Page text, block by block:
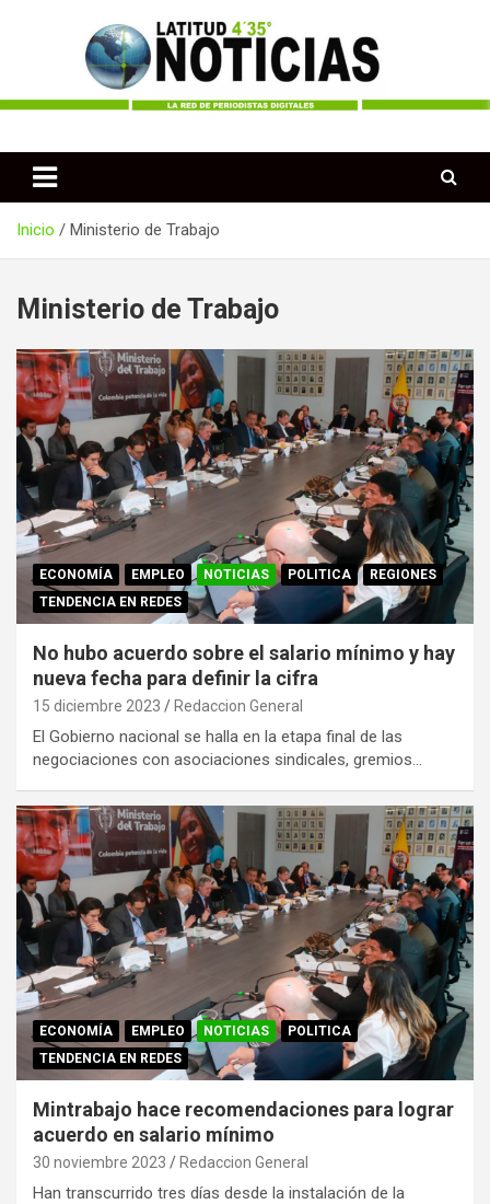
Latitud 435 Noticias
Inicio Ministerio de Trabajo
Ministerio de Trabajo
ECONOMÍA EMPLEO NOTICIAS POLITICA
REGIONES
TENDENCIA EN REDES
No hubo acuerdo sobre el salario mínimo y hay
nueva fecha para definir la cifra
15 diciembre 2023 Redaccion General
El Gobierno nacional se halla en la etapa final de las
negociaciones con asociaciones sindicales, gremios…
ECONOMÍA EMPLEO NOTICIAS
POLITICA
TENDENCIA EN REDES
Mintrabajo hace recomendaciones para lograr
acuerdo en salario mínimo
30 noviembre 2023 Redaccion General
Han transcurrido tres días desde la instalación de la